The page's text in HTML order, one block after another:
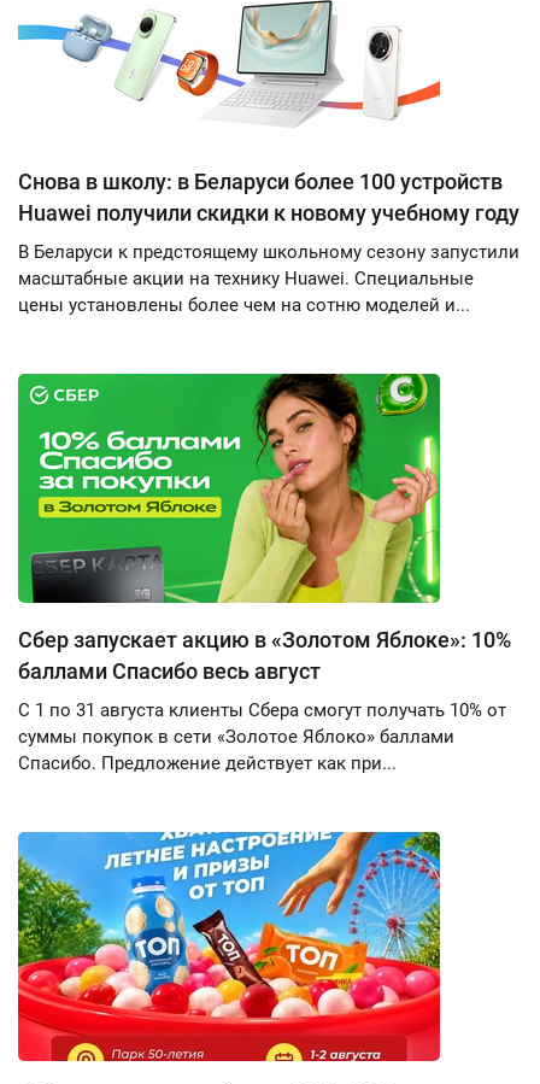
Снова в школу: в Беларуси более 100 устройств
Huawei получили скидки к новому учебному году
В Беларуси к предстоящему школьному сезону запустили
масштабные акции на технику Huawei. Специальные
цены установлены более чем на сотню моделей и...
Сбер запускает акцию в «Золотом Яблоке»: 10%
баллами Спасибо весь август
С 1 по 31 августа клиенты Сбера смогут получать 10% от
суммы покупок в сети «Золотое Яблоко» баллами
Спасибо. Предложение действует как при...